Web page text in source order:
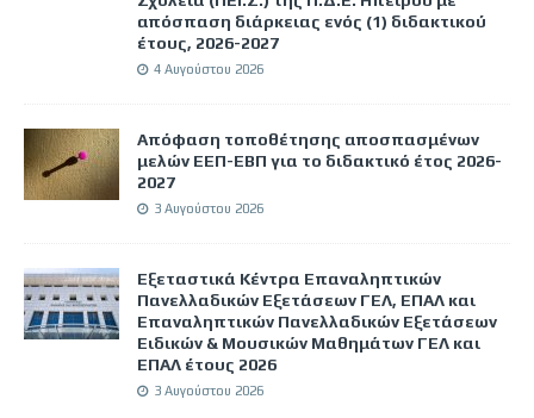
απόσπαση διάρκειας ενός (1) διδακτικού
έτους, 2026-2027
4 Αυγούστου 2026
Απόφαση τοποθέτησης αποσπασμένων
μελών ΕΕΠ-ΕΒΠ για το διδακτικό έτος 2026-
2027
3 Αυγούστου 2026
Εξεταστικά Κέντρα Επαναληπτικών
Πανελλαδικών Εξετάσεων ΓΕΛ, ΕΠΑΛ και
Επαναληπτικών Πανελλαδικών Εξετάσεων
Ειδικών & Μουσικών Μαθημάτων ΓΕΛ και
ΕΠΑΛ έτους 2026
3 Αυγούστου 2026